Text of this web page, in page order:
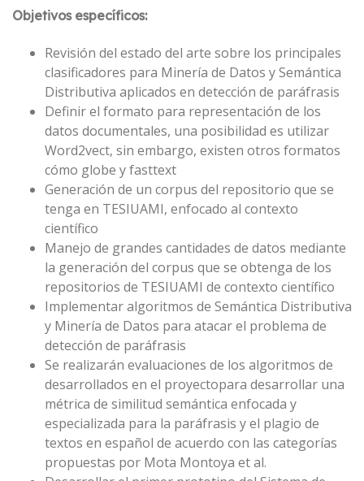
Objetivos específicos:
Revisión del estado del arte sobre los principales
clasificadores para Minería de Datos y Semántica
Distributiva aplicados en detección de paráfrasis
Definir el formato para representación de los
datos documentales, una posibilidad es utilizar
Word2vect, sin embargo, existen otros formatos
cómo globe y fasttext
Generación de un corpus del repositorio que se
tenga en TESIUAMI, enfocado al contexto
científico
Manejo de grandes cantidades de datos mediante
la generación del corpus que se obtenga de los
repositorios de TESIUAMI de contexto científico
Implementar algoritmos de Semántica Distributiva
y Minería de Datos para atacar el problema de
detección de paráfrasis
Se realizarán evaluaciones de los algoritmos de
desarrollados en el proyectopara desarrollar una
métrica de similitud semántica enfocada y
especializada para la paráfrasis y el plagio de
textos en español de acuerdo con las categorías
propuestas por Mota Montoya et al.